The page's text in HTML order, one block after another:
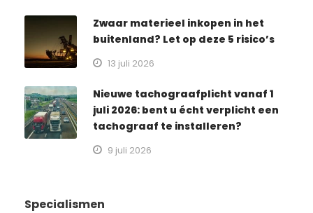
Zwaar materieel inkopen in het
buitenland? Let op deze 5 risico’s
13 juli 2026
Nieuwe tachograafplicht vanaf 1
juli 2026: bent u écht verplicht een
tachograaf te installeren?
9 juli 2026
Specialismen